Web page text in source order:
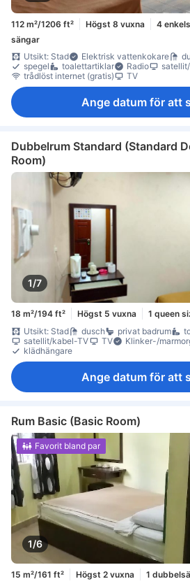
112 m²/1206 ft² Högst 8 vuxna
4
sängar
Utsikt: Stad
Elektrisk vattenkokare
spegel
toalettartiklar Radio
trådlöst internet (gratis)
TV
Ange datum för att
Dubbelrum Standard (Standard
Room)
1/7
18 m²/194 ft² Högst 5 vuxna
1 queen
Utsikt: Stad
dusch privat badrum
satellit/kabel-TV
TV Klinker-/
klädhängare
Ange datum för att
Rum Basic (Basic Room)
1/6
Favorit bland par
15 m²/161 ft² Högst 2 vuxna 1